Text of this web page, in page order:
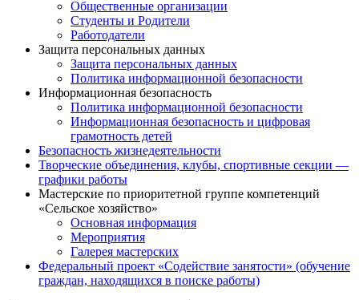
Общественные организации
Студенты и Родители
Работодатели
Защита персональных данных
Защита персональных данных
Политика информационной безопасности
Информационная безопасность
Политика информационной безопасности
Информационная безопасность и цифровая
грамотность детей
Безопасность жизнедеятельности
Творческие объединения, клубы, спортивные секции —
графики работы
Мастерские по приоритетной группе компетенций
«Сельское хозяйство»
Основная информация
Мероприятия
Галерея мастерских
Федеральный проект «Содействие занятости» (обучение
граждан, находящихся в поиске работы)